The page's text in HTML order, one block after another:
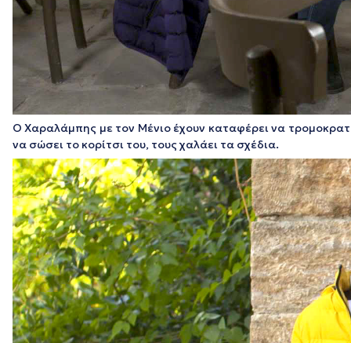
Ο Χαραλάμπης με τον Μένιο έχουν καταφέρει να
να σώσει το κορίτσι του, τους χαλάει τα σχέδια.